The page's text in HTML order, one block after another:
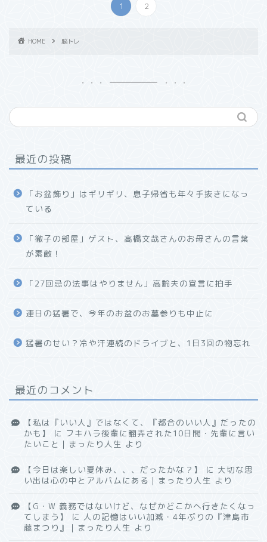
1 2
HOME 脳トレ
最近の投稿
「お盆飾り」はギリギリ、息子帰省も年々手抜きになっ
ている
「徹子の部屋」ゲスト、高橋文哉さんのお母さんの言葉
が素敵！
「27回忌の法事はやりません」高齢夫の宣言に拍手
連日の猛暑で、今年のお盆のお墓参りも中止に
猛暑のせい？冷や汗連続のドライブと、1日3回の物忘れ
最近のコメント
【私は『いい人』ではなくて、『都合のいい人』だったの
かも】
に フキハラ後輩に翻弄された10日間・先輩に言い
たいこと｜まったり人生 より
【今日は楽しい夏休み、、、だったかな？】 に 大切な思
い出は心の中とアルバムにある｜まったり人生 より
【G・W 義務ではないけど、なぜかどこかへ行きたくなっ
てしまう】
に 人の記憶はいい加減・4年ぶりの『津島市
藤まつり』｜まったり人生 より